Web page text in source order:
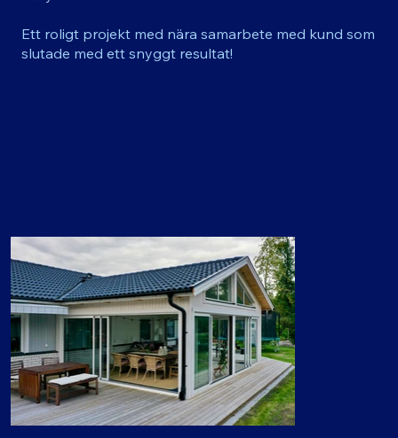
Ett roligt projekt med nära samarbete med kund som
slutade med ett snyggt resultat!